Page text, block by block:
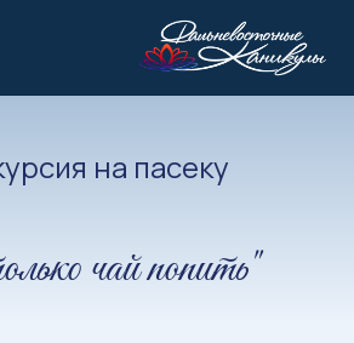
чай попить"
на пасеку